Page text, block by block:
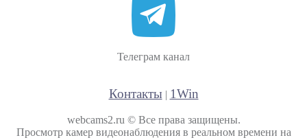
Телеграм канал
Контакты| 1Win
webcams2.ru © Все права защищены.
Просмотр камер видеонаблюдения в реальном времени на